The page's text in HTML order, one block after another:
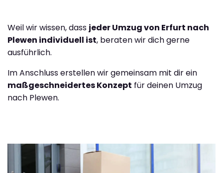
Weil wir wissen, dass jeder Umzug von Erfurt nach
Plewen individuell ist, beraten wir dich gerne
ausführlich.
Im Anschluss erstellen wir gemeinsam mit dir ein
maßgeschneidertes Konzept für deinen Umzug
nach Plewen.